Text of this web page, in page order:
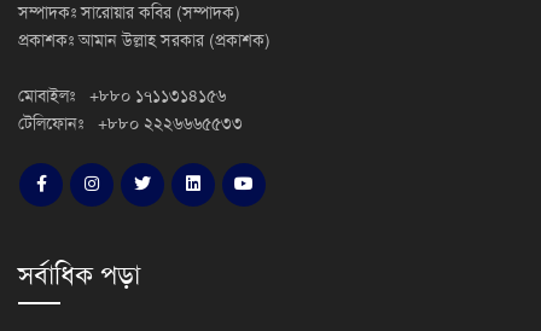
সম্পাদকঃ সারোয়ার কবির (সম্পাদক)
প্রকাশকঃ আমান উল্লাহ সরকার (প্রকাশক)
মোবাইলঃ +৮৮০ ১৭১১৩১৪১৫৬
টেলিফোনঃ +৮৮০ ২২২৬৬৬৫৫৩৩
সর্বাধিক পড়া